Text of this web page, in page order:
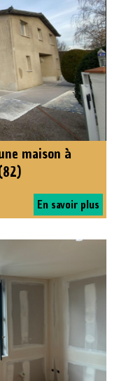
maison à
En savoir plus